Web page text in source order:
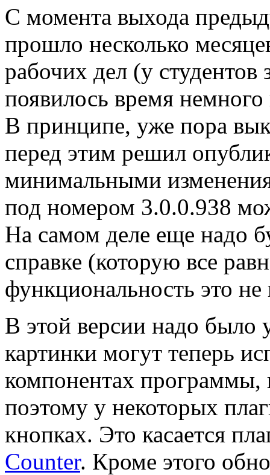
С момента выхода
прошло несколько
рабочих дел (у студентов
появилось время
В принципе, уже пора
перед этим решил
минимальными
под номером 3.0.0.938
На самом деле еще надо
справке (которую все
функциональность это не
В этой версии надо было
картинки могут теперь
компонентах программы,
поэтому у некоторых
кнопках. Это касается
Counter. Кроме этого